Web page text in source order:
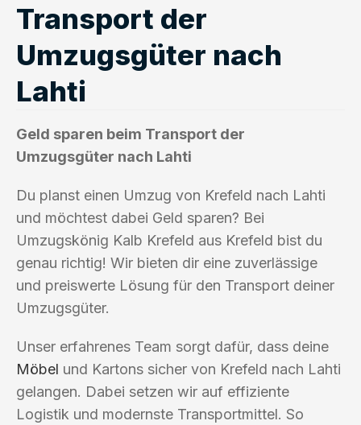
Transport der
Umzugsgüter nach
Lahti
Geld sparen beim Transport der
Umzugsgüter nach Lahti
Du planst einen Umzug von Krefeld nach Lahti
und möchtest dabei Geld sparen? Bei
Umzugskönig Kalb Krefeld aus Krefeld bist du
genau richtig! Wir bieten dir eine zuverlässige
und preiswerte Lösung für den Transport deiner
Umzugsgüter.
Unser erfahrenes Team sorgt dafür, dass deine
Möbel und Kartons sicher von Krefeld nach Lahti
gelangen. Dabei setzen wir auf effiziente
Logistik und modernste Transportmittel. So